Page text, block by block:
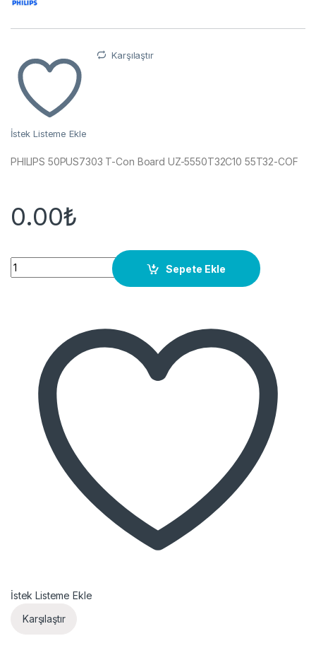
İstek Listeme Ekle
Karşılaştır
PHILIPS 50PUS7303 T-Con Board UZ-5550T32C10 55T32-COF
0.00₺
Quantity
Sepete Ekle
İstek Listeme Ekle
Karşılaştır